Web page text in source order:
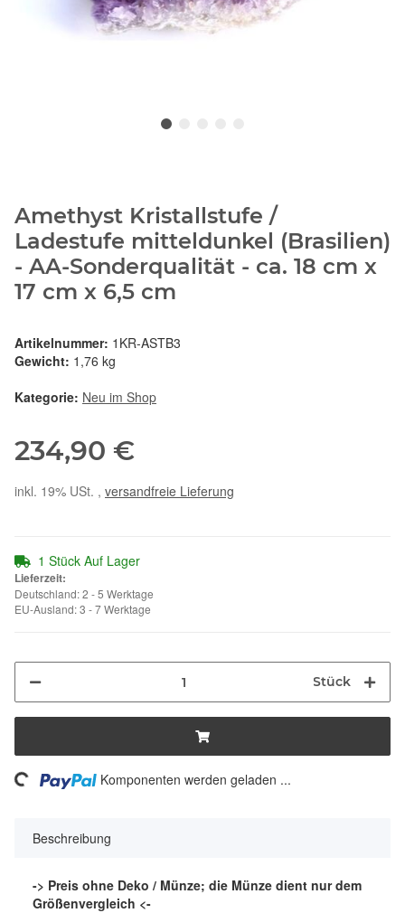
Amethyst Kristallstufe /
Ladestufe mitteldunkel (Brasilien)
- AA-Sonderqualität - ca. 18 cm x
17 cm x 6,5 cm
Artikelnummer: 1KR-ASTB3
Gewicht: 1,76 kg
Kategorie: Neu im Shop
234,90 €
inkl. 19% USt. , versandfreie Lieferung
1 Stück Auf Lager
Lieferzeit:
Deutschland: 2 - 5 Werktage
EU-Ausland: 3 - 7 Werktage
Stück
Loading... Komponenten werden geladen ...
Beschreibung
-> Preis ohne Deko / Münze; die Münze dient nur dem
Größenvergleich <-